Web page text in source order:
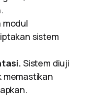
modul
sistem
Sistem diuji